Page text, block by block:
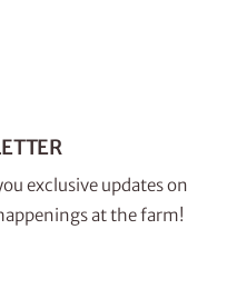
exclusive updates on
at the farm!